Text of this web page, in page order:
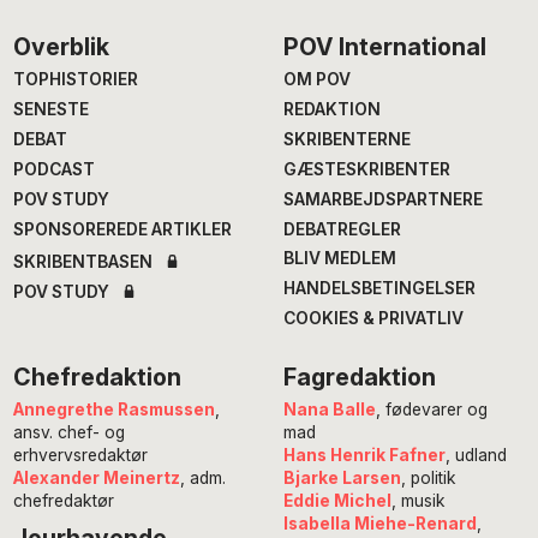
Footer
Overblik
TOPHISTORIER
SENESTE
DEBAT
PODCAST
POV STUDY
SPONSOREREDE ARTIKLER
SKRIBENTBASEN
POV STUDY
POV International
OM POV
REDAKTION
SKRIBENTERNE
GÆSTESKRIBENTER
SAMARBEJDSPARTNERE
DEBATREGLER
BLIV MEDLEM
HANDELSBETINGELSER
COOKIES & PRIVATLIV
Chefredaktion
Annegrethe Rasmussen
ansv. chef- og
erhvervsredaktør
Alexander Meinertz , adm.
chefredaktør
Fagredaktion
Nana Balle , fødevarer og
mad
Hans Henrik Fafner, udland
Bjarke Larsen , politik
Eddie Michel
, musik
Isabella Miehe-Renard